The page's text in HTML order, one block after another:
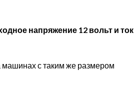
напряжение 12 вольт и ток
машинах с таким же размером